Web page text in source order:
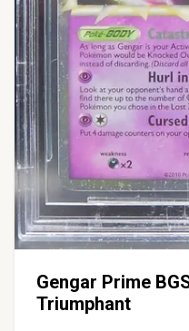
Gengar Prime
Triumphant